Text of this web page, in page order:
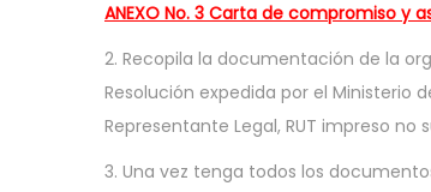
ANEXO No. 3 Carta de compromiso y
2. Recopila la documentación de la
Resolución expedida por el Ministerio
Representante Legal, RUT impreso
3. Una vez tenga todos los